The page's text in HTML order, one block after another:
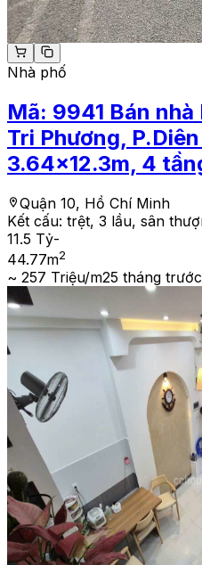
Nhà phố
Mã: 9941 Bán nhà
Tri Phương,
3.64x12.3m, 4
Quận 10, Hồ Chí Minh
Kết cấu: trệt, 3 lầu, sân
11.5 Tỷ-
44.77m2
~ 257 Triệu/m25 tháng trước